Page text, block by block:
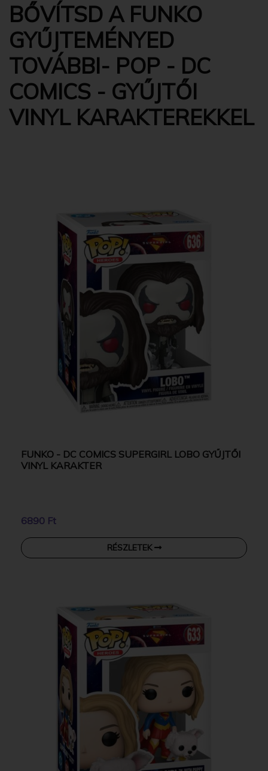
BŐVÍTSD A FUNKO
GYŰJTEMÉNYED
TOVÁBBI- POP - DC
COMICS - GYŰJTŐI
VINYL KARAKTEREKKEL
FUNKO - DC COMICS SUPERGIRL LOBO GYŰJTŐI
VINYL KARAKTER
6890 Ft
RÉSZLETEK